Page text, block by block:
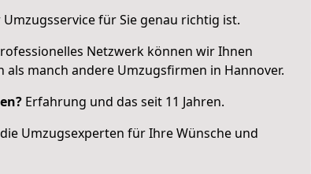
Umzugsservice für Sie genau richtig ist.
Netzwerk können wir Ihnen
als manch andere Umzugsfirmen in Hannover.
Erfahrung und das seit 11 Jahren.
Umzugsexperten für Ihre Wünsche und